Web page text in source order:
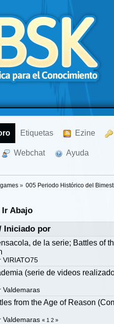
Etiquetas Ezine
Webchat Ayuda
» 005 Periodo Histórico del
Ir Abajo
Iniciado por
de la serie; Battles of
VIRIATO75
(serie de videos
Valdemaras
from the Age of Reason
Valdemaras « 1 2 »